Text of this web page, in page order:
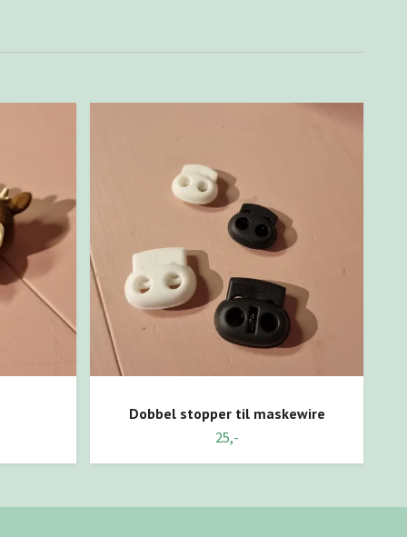
Dobbel stopper til maskewire
25,-